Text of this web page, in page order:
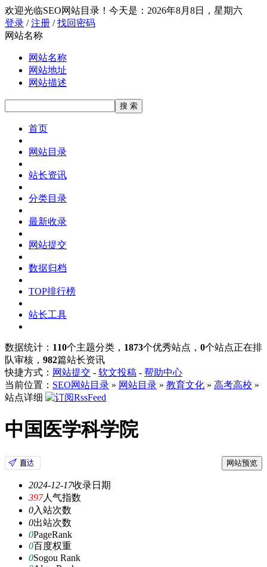
欢迎光临SEO网站目录！ 今天是：2026年8月8日，星期六
登录 /注册 /找回密码
网站名称
网站名称
网站地址
网站描述
首页
网站目录
站长资讯
分类目录
最新收录
网站提交
数据归档
TOP排行榜
站长工具
数据统计： 110个主题分类， 1873个优秀站点， 0个站点正在排
队审核， 982篇站长资讯
快捷方式： 网站提交 - 软文投稿 - 帮助中心
当前位置： SEO网站目录 » 网站目录 » 教育文化 » 高考高校 »
站点详细
中国医学科学院
网站预览
2024-12-17收录日期
397人气指数
0入站次数
0出站次数
0PageRank
0百度权重
0Sogou Rank